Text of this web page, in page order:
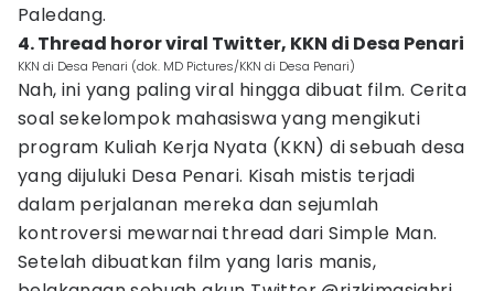
Paledang.
4. Thread horor viral Twitter, KKN di Desa Penari
KKN di Desa Penari (dok. MD Pictures/KKN di Desa Penari)
Nah, ini yang paling viral hingga dibuat film. Cerita
soal sekelompok mahasiswa yang mengikuti
program Kuliah Kerja Nyata (KKN) di sebuah desa
yang dijuluki Desa Penari. Kisah mistis terjadi
dalam perjalanan mereka dan sejumlah
kontroversi mewarnai thread dari Simple Man.
Setelah dibuatkan film yang laris manis,